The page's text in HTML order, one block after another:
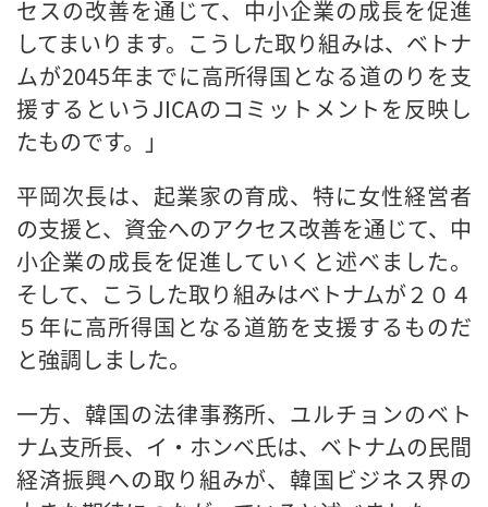
セスの改善を通じて、中小企業の成長を促進
してまいります。こうした取り組みは、ベトナ
ムが2045年までに高所得国となる道のりを支
援するというJICAのコミットメントを反映し
たものです。」
平岡次長は、起業家の育成、特に女性経営者
の支援と、資金へのアクセス改善を通じて、中
小企業の成長を促進していくと述べました。
そして、こうした取り組みはベトナムが２０４
５年に高所得国となる道筋を支援するものだ
と強調しました。
一方、韓国の法律事務所、ユルチョンのベト
ナム支所長、イ・ホンベ氏は、ベトナムの民間
経済振興への取り組みが、韓国ビジネス界の